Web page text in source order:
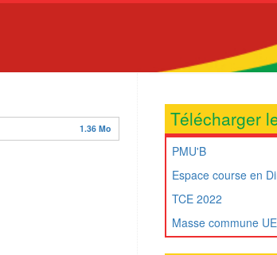
1.36 Mo Télécharger
PMU'B
Espace course en
TCE 2022
Masse commune